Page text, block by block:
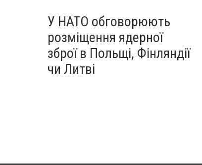
У НАТО обговорюють
розміщення ядерної
зброї в Польщі, Фінляндії
чи Литві